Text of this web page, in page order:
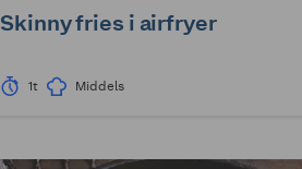
Skinny fries i airfryer
1t Middels